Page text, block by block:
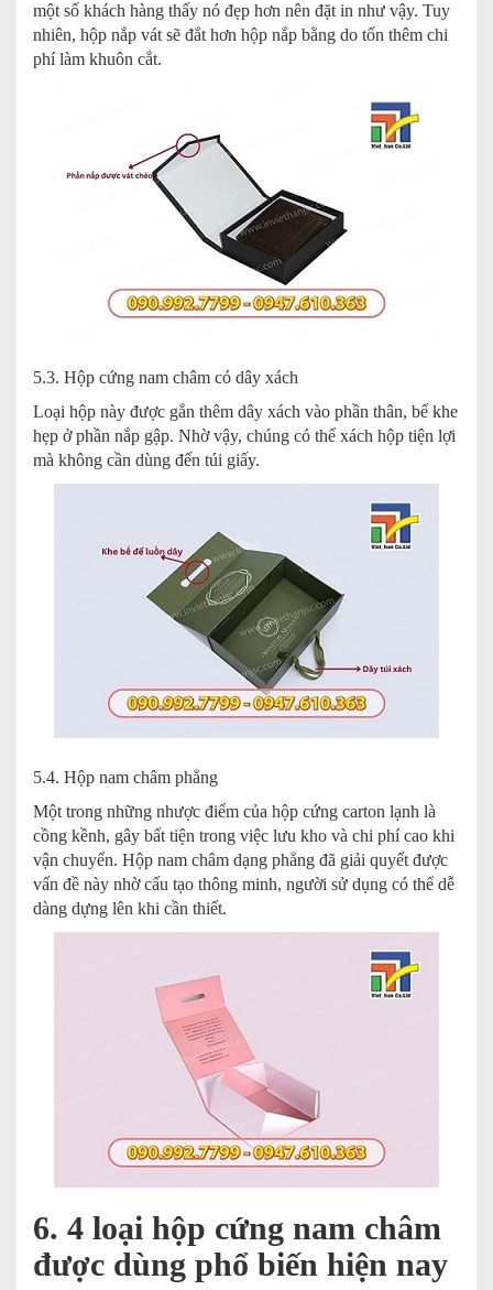
một số khách hàng thấy nó đẹp hơn nên đặt in như vậy. Tuy
nhiên, hộp nắp vát sẽ đắt hơn hộp nắp bằng do tốn thêm chi
phí làm khuôn cắt.
5.3. Hộp cứng nam châm có dây xách
Loại hộp này được gắn thêm dây xách vào phần thân, bế khe
hẹp ở phần nắp gập. Nhờ vậy, chúng có thể xách hộp tiện lợi
mà không cần dùng đến túi giấy.
5.4. Hộp nam châm phẳng
Một trong những nhược điểm của hộp cứng carton lạnh là
cồng kềnh, gây bất tiện trong việc lưu kho và chi phí cao khi
vận chuyển. Hộp nam châm dạng phẳng đã giải quyết được
vấn đề này nhờ cấu tạo thông minh, người sử dụng có thể dễ
dàng dựng lên khi cần thiết.
6. 4 loại hộp cứng nam châm
được dùng phổ biến hiện nay